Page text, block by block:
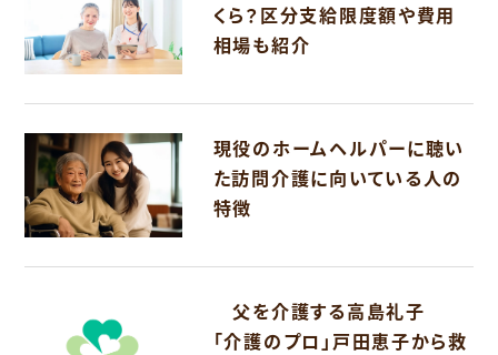
くら？区分支給限度額や費用
相場も紹介
現役のホームヘルパーに聴い
た訪問介護に向いている人の
特徴
父を介護する高島礼子
「介護のプロ」戸田恵子から救